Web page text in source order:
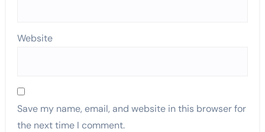
Website
Save my name, email, and website in this browser for
the next time I comment.